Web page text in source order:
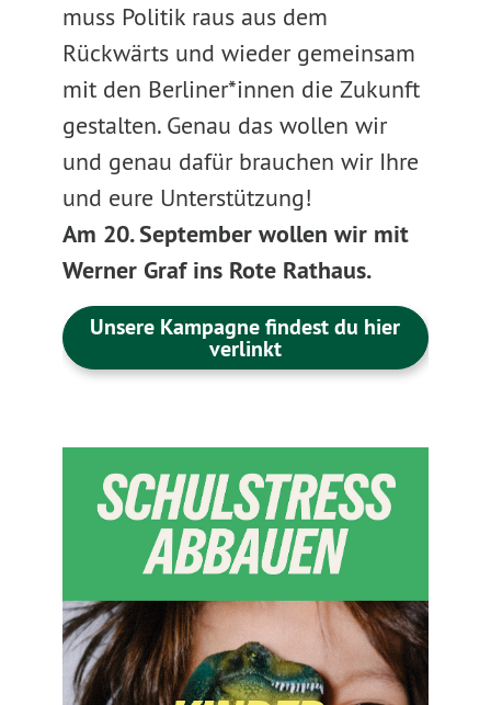
muss Politik raus aus dem
Rückwärts und wieder gemeinsam
mit den Berliner*innen die Zukunft
gestalten. Genau das wollen wir
und genau dafür brauchen wir Ihre
und eure Unterstützung!
Am 20. September wollen wir mit
Werner Graf ins Rote Rathaus.
Unsere Kampagne findest du hier
verlinkt